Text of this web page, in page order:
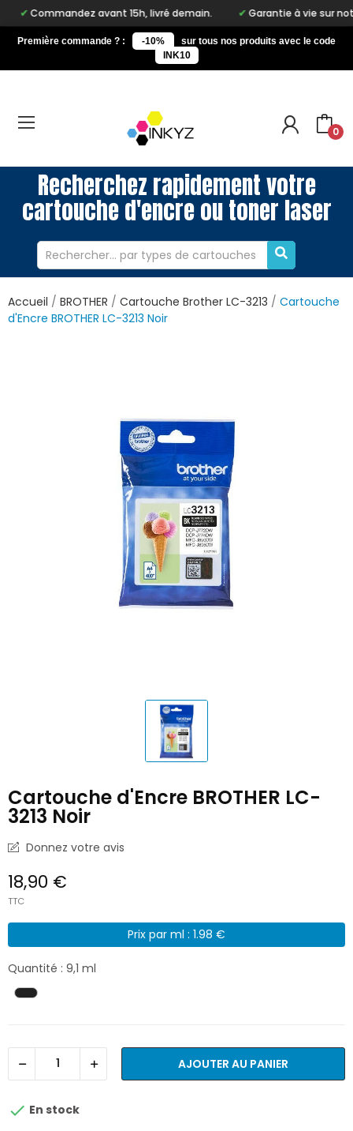
avant 15h, livré demain. Garantie à vie sur notre marque
Première commande ? : -10%
sur tous nos produits avec le code
INK10
0
Recherchez rapidement votre
cartouche d'encre ou toner laser
Accueil BROTHER Cartouche Brother LC-3213
Cartouche
d'Encre BROTHER LC-3213 Noir
Cartouche d'Encre BROTHER LC-
3213 Noir
Donnez votre avis
18,90 €
TTC
Prix par ml : 1.98 €
Quantité : 9,1 ml
AJOUTER AU PANIER
 En stock